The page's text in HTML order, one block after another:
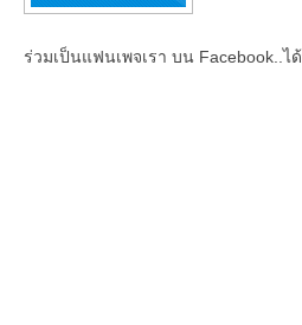
ร่วมเป็นแฟนเพจเรา บน Facebook..ไ